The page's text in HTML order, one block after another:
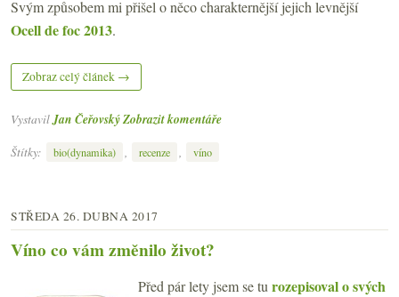
Svým způsobem mi přišel o něco charakternější jejich levnější
Ocell de foc 2013.
Zobraz celý článek →
VystavilJan ČeřovskýZobrazit komentáře
Štítky:
bio(dynamika) , recenze , víno
STŘEDA 26. DUBNA 2017
Víno co vám změnilo život?
Před pár lety jsem se tu rozepisoval o svých